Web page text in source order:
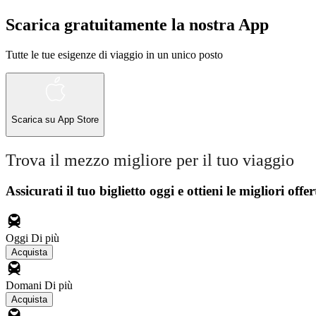
Scarica gratuitamente la nostra App
Tutte le tue esigenze di viaggio in un unico posto
Scarica su App Store
Trova il mezzo migliore per il tuo viaggio
Assicurati il ​​tuo biglietto oggi e ottieni le migliori
Oggi Di più
Acquista
Domani Di più
Acquista